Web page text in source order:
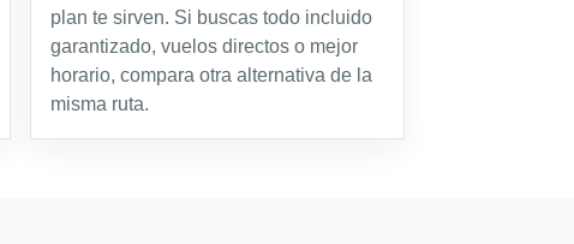
plan te sirven. Si buscas todo incluido
garantizado, vuelos directos o mejor
horario, compara otra alternativa de la
misma ruta.